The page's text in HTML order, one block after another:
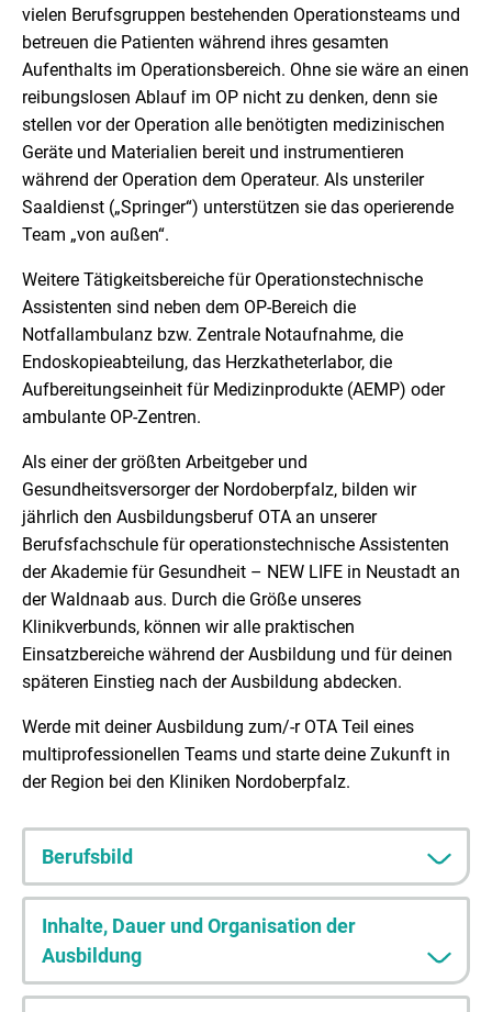
vielen Berufsgruppen bestehenden Operationsteams und
betreuen die Patienten während ihres gesamten
Aufenthalts im Operationsbereich. Ohne sie wäre an einen
reibungslosen Ablauf im OP nicht zu denken, denn sie
stellen vor der Operation alle benötigten medizinischen
Geräte und Materialien bereit und instrumentieren
während der Operation dem Operateur. Als unsteriler
Saaldienst („Springer“) unterstützen sie das operierende
Team „von außen“.
Weitere Tätigkeitsbereiche für Operationstechnische
Assistenten sind neben dem OP-Bereich die
Notfallambulanz bzw. Zentrale Notaufnahme, die
Endoskopieabteilung, das Herzkatheterlabor, die
Aufbereitungseinheit für Medizinprodukte (AEMP) oder
ambulante OP-Zentren.
Als einer der größten Arbeitgeber und
Gesundheitsversorger der Nordoberpfalz, bilden wir
jährlich den Ausbildungsberuf OTA an unserer
Berufsfachschule für operationstechnische Assistenten
der Akademie für Gesundheit – NEW LIFE in Neustadt an
der Waldnaab aus. Durch die Größe unseres
Klinikverbunds, können wir alle praktischen
Einsatzbereiche während der Ausbildung und für deinen
späteren Einstieg nach der Ausbildung abdecken.
Werde mit deiner Ausbildung zum/-r OTA Teil eines
multiprofessionellen Teams und starte deine Zukunft in
der Region bei den Kliniken Nordoberpfalz.
Berufsbild
Inhalte, Dauer und Organisation der
Ausbildung